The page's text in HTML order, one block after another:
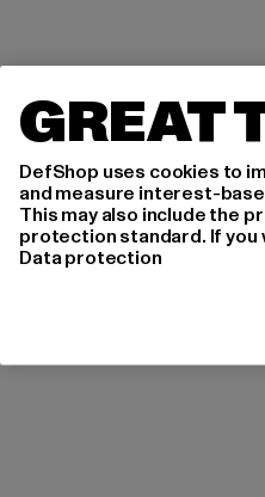
GREAT
DefShop uses cookies to
and measure interest-
This may also include the
protection standard. If you
Data protection